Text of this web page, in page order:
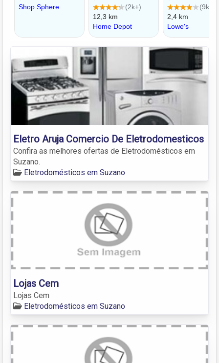
Eletro Aruja Comercio De Eletrodomesticos
Confira as melhores ofertas de Eletrodomésticos em
Suzano.
Eletrodomésticos em Suzano
Lojas Cem
Lojas Cem
Eletrodomésticos em Suzano